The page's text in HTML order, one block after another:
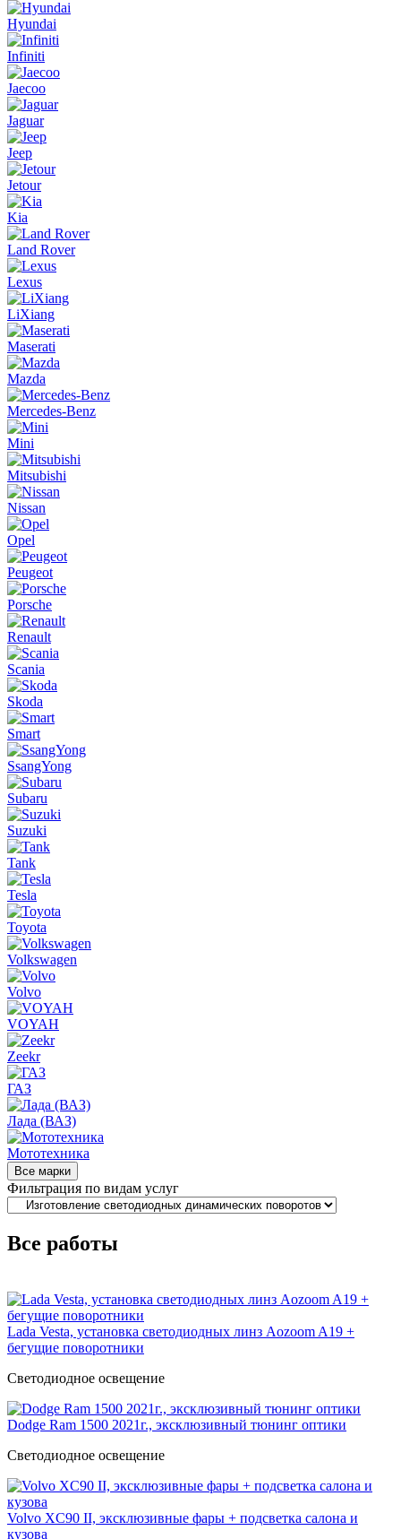
Hyundai
Infiniti
Jaecoo
Jaguar
Jeep
Jetour
Kia
Land Rover
Lexus
LiXiang
Maserati
Mazda
Mercedes-Benz
Mini
Mitsubishi
Nissan
Opel
Peugeot
Porsche
Renault
Scania
Skoda
Smart
SsangYong
Subaru
Suzuki
Tank
Tesla
Toyota
Volkswagen
Volvo
VOYAH
Zeekr
ГАЗ
Лада (ВАЗ)
Мототехника
Все марки
Фильтрация по видам услуг
Все работы
Lada Vesta, установка светодиодных линз Aozoom A19 +
бегущие поворотники
Светодиодное освещение
Dodge Ram 1500 2021г., эксклюзивный тюнинг оптики
Светодиодное освещение
Volvo XC90 II, эксклюзивные фары + подсветка салона и
кузова